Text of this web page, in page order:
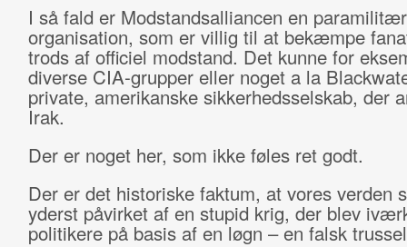
I så fald er Modstandsalliancen en paramilitær
organisation, som er villig til at bekæmpe
trods af officiel modstand. Det kunne for
diverse CIA-grupper eller noget a la
private, amerikanske sikkerhedsselskab, der
Irak.
Der er noget her, som ikke føles ret godt.
Der er det historiske faktum, at vores verden
yderst påvirket af en stupid krig, der blev
politikere på basis af en løgn – en falsk